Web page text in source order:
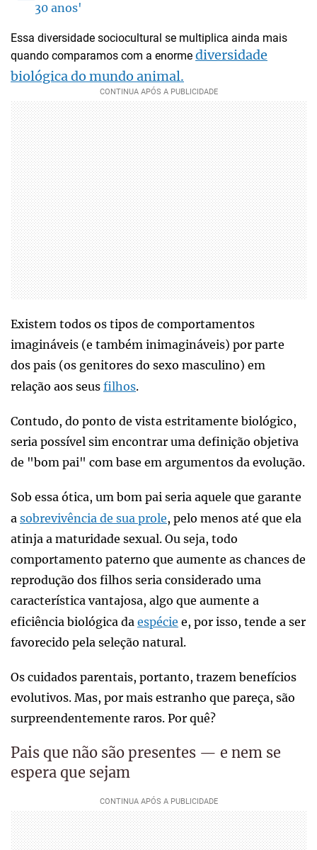
30 anos'
Essa diversidade sociocultural se multiplica ainda mais
quando comparamos com a enorme diversidade
biológica do mundo animal.
Existem todos os tipos de comportamentos
imagináveis (e também inimagináveis) por parte
dos pais (os genitores do sexo masculino) em
relação aos seus filhos.
Contudo, do ponto de vista estritamente biológico,
seria possível sim encontrar uma definição objetiva
de "bom pai" com base em argumentos da evolução.
Sob essa ótica, um bom pai seria aquele que garante
a sobrevivência de sua prole, pelo menos até que ela
atinja a maturidade sexual. Ou seja, todo
comportamento paterno que aumente as chances de
reprodução dos filhos seria considerado uma
característica vantajosa, algo que aumente a
eficiência biológica da espécie e, por isso, tende a ser
favorecido pela seleção natural.
Os cuidados parentais, portanto, trazem benefícios
evolutivos. Mas, por mais estranho que pareça, são
surpreendentemente raros. Por quê?
Pais que não são presentes — e nem se
espera que sejam